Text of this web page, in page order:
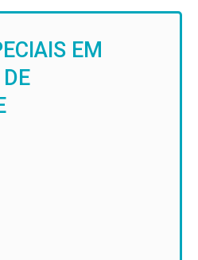
EM